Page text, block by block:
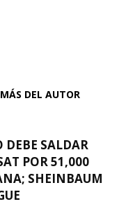
MÁS DEL AUTOR
DEBE SALDAR
POR 51,000
SHEINBAUM